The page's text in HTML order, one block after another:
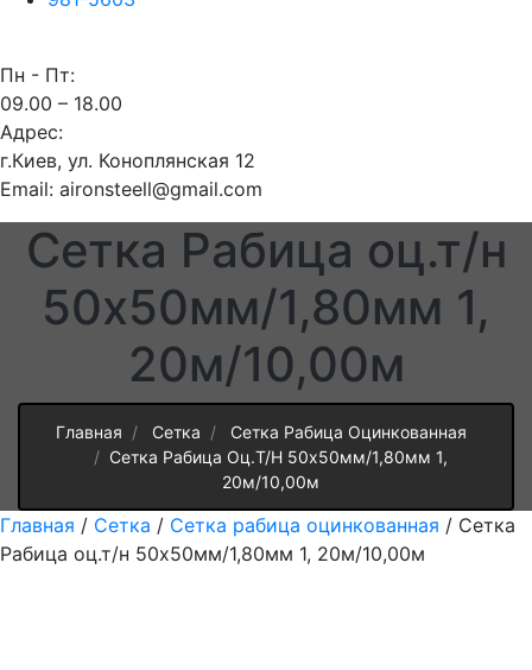
Пн - Пт:
09.00 – 18.00
Адрес:
г.Киев, ул. Коноплянская 12
Email: aironsteell@gmail.com
Сетка Рабица оц.т/н
50х50мм/1,80мм 1,
20м/10,00м
Главная Сетка
Сетка Рабица Оцинкованная
Сетка Рабица Оц.т/н 50х50мм/1,80мм 1,
20м/10,00м
Главная / Сетка / Сетка рабица оцинкованная / Сетка
Рабица оц.т/н 50х50мм/1,80мм 1, 20м/10,00м